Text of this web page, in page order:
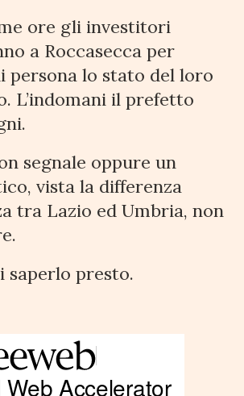
ore gli investitori
a Roccasecca per
persona lo stato del loro
L’indomani il prefetto
segnale oppure un
vista la differenza
tra Lazio ed Umbria, non
saperlo presto.